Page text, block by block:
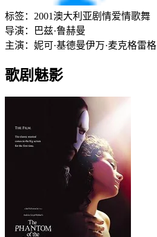
标签： 2001澳大利亚剧情爱情歌舞
导演：
巴兹·鲁赫曼
主演： 妮可·基德曼伊万·麦克格雷格
歌剧魅影